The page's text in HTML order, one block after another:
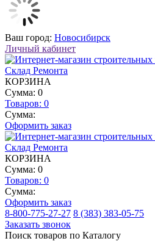
Ваш город: Новосибирск
Личный кабинет
КОРЗИНА
Сумма: 0
Товаров: 0
Сумма:
Оформить заказ
КОРЗИНА
Сумма: 0
Товаров: 0
Сумма:
Оформить заказ
8-800-775-27-27 8 (383) 383-05-75
Заказать звонок
Поиск товаров по Каталогу